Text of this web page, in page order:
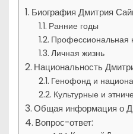
Биография Дмитрия
Ранние годы
Профессиональная
Личная жизнь
Национальность
Генофонд и
Культурные и
Общая информация о
Вопрос-ответ: